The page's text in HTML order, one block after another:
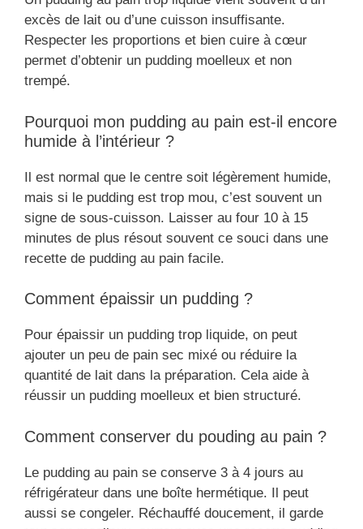
excès de lait ou d’une cuisson insuffisante.
Respecter les proportions et bien cuire à cœur
permet d’obtenir un pudding moelleux et non
trempé.
Pourquoi mon pudding au pain est-il encore
humide à l’intérieur ?
Il est normal que le centre soit légèrement humide,
mais si le pudding est trop mou, c’est souvent un
signe de sous-cuisson. Laisser au four 10 à 15
minutes de plus résout souvent ce souci dans une
recette de pudding au pain facile.
Comment épaissir un pudding ?
Pour épaissir un pudding trop liquide, on peut
ajouter un peu de pain sec mixé ou réduire la
quantité de lait dans la préparation. Cela aide à
réussir un pudding moelleux et bien structuré.
Comment conserver du pouding au pain ?
Le pudding au pain se conserve 3 à 4 jours au
réfrigérateur dans une boîte hermétique. Il peut
aussi se congeler. Réchauffé doucement, il garde